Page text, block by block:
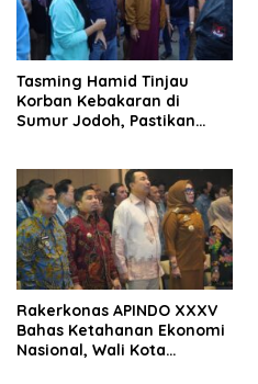
Tasming Hamid Tinjau
Korban Kebakaran di
Sumur Jodoh, Pastikan
Rakerkonas APINDO XXXV
Bahas Ketahanan Ekonomi
Nasional, Wali Kota